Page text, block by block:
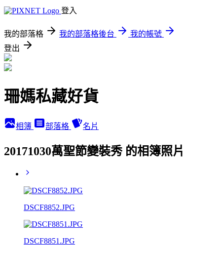
登入
我的部落格 我的部落格後台
我的帳號
登出
珊媽私藏好貨
相簿 部落格 名片
20171030萬聖節變裝秀 的相簿照片
DSCF8852.JPG
DSCF8851.JPG